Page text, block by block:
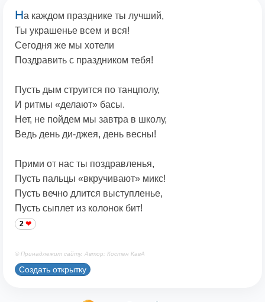
На каждом празднике ты лучший,
Ты украшенье всем и вся!
Сегодня же мы хотели
Поздравить с праздником тебя!
Пусть дым струится по танцполу,
И ритмы «делают» басы.
Нет, не пойдем мы завтра в школу,
Ведь день ди-джея, день весны!
Прими от нас ты поздравленья,
Пусть пальцы «вкручивают» микс!
Пусть вечно длится выступленье,
Пусть сыплет из колонок бит!
2
© Принадлежит сайту. Автор: Костен КавА
Создать открытку